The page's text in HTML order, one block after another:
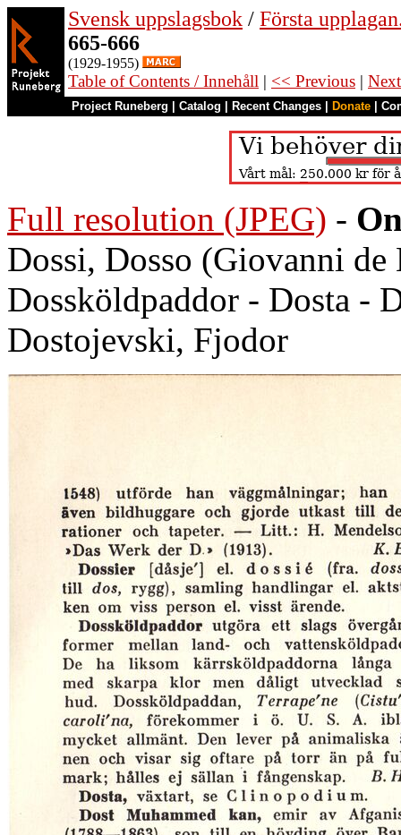
Svensk uppslagsbok / Första
665-666
(1929-1955)
Table of Contents / Innehåll | << Previous |
Project Runeberg Catalog Recent Changes Donate
Full resolution (JPEG) -
Dossi, Dosso (Giovanni
Dossköldpaddor - Dosta -
Dostojevski, Fjodor